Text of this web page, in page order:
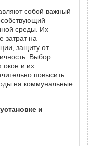
собой важный
среды. Их
затрат на
защиту от
Выбор
окон и их
повысить
на коммунальные
и